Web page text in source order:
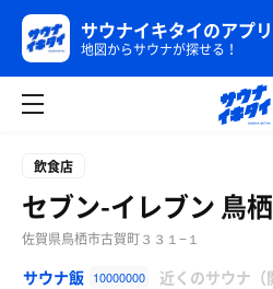
サウナイキタイのアプリ
地図からサウナが探せる！
飲食店
セブン-イレブン 鳥
佐賀県鳥栖市古賀町３３１−１
サウナ飯 10000000 近くのサウナ（